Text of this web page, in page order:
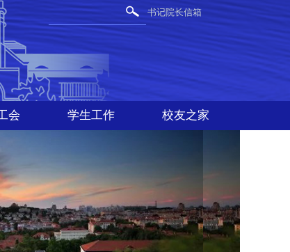
书记院长信箱
会 学生工作 校友之家